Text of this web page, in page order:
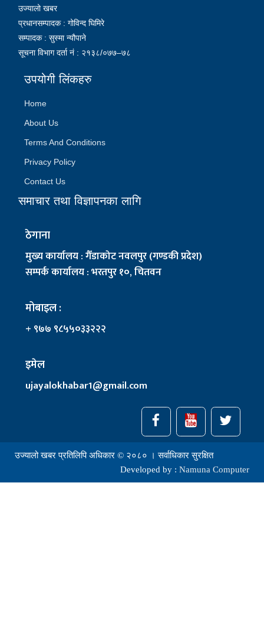
उज्यालो खबर
प्रधानसम्पादक : गोविन्द घिमिरे
सम्पादक : सुस्मा न्यौपाने
सूचना विभाग दर्ता नं : २१३८/०७७–७८
उपयोगी लिंकहरु
Home
About Us
Terms And Conditions
Privacy Policy
Contact Us
समाचार तथा विज्ञापनका लागि
ठेगाना
मुख्य कार्यालय : गैँडाकोट नवलपुर (गण्डकी प्रदेश)
सम्पर्क कार्यालय : भरतपुर १०, चितवन
मोबाइल :
+ ९७७ ९८५५०३३२२२
इमेल
ujayalokhabar1@gmail.com
उज्यालो खबर प्रतिलिपि अधिकार © २०८० । सर्वाधिकार सुरक्षित
Developed by : Namuna Computer